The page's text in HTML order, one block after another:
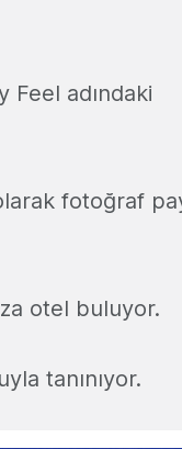
Feel adındaki
fotoğraf
otel buluyor.
tanınıyor.